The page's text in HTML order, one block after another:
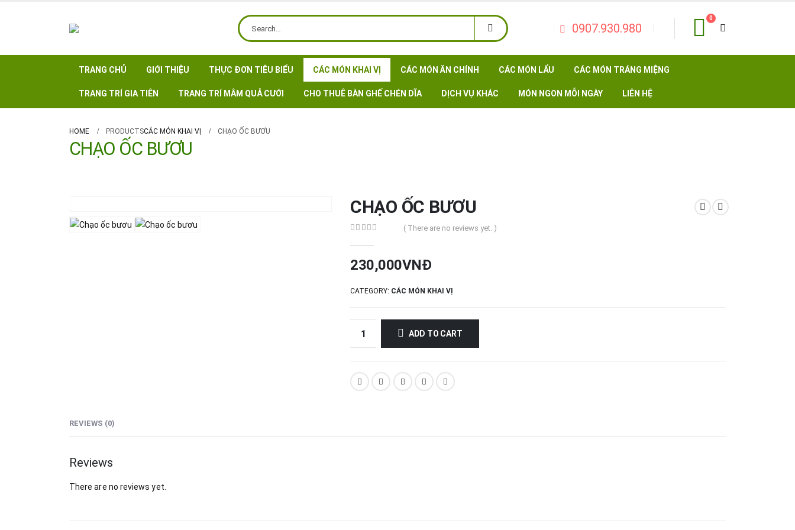
0907.930.980
0
TRANG CHỦ GIỚI THIỆU THỰC ĐƠN TIÊU BIỂU CÁC MÓN KHAI VỊ CÁC MÓN ĂN CHÍNH CÁC MÓN LẨU CÁC MÓN TRÁNG MIỆNG
TRANG TRÍ GIA TIÊN TRANG TRÍ MÂM QUẢ CƯỚI CHO THUÊ BÀN GHẾ CHÉN DĨA DỊCH VỤ KHÁC MÓN NGON MỖI NGÀY LIÊN HỆ
HOME PRODUCTSCÁC MÓN KHAI VỊ CHẠO ỐC BƯƠU
CHẠO ỐC BƯƠU
CHẠO ỐC BƯƠU
( There are no reviews yet. )
230,000VNĐ
CATEGORY: CÁC MÓN KHAI VỊ
ADD TO CART
REVIEWS (0)
Reviews
There are no reviews yet.